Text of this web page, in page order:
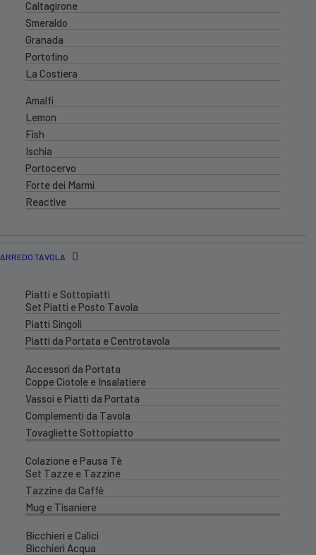
Caltagirone
Smeraldo
Granada
Portofino
La Costiera
Amalfi
Lemon
Fish
Ischia
Portocervo
Forte dei Marmi
Reactive
ARREDO TAVOLA
Piatti e Sottopiatti
Set Piatti e Posto Tavola
Piatti Singoli
Piatti da Portata e Centrotavola
Accessori da Portata
Coppe Ciotole e Insalatiere
Vassoi e Piatti da Portata
Complementi da Tavola
Tovagliette Sottopiatto
Colazione e Pausa Tè
Set Tazze e Tazzine
Tazzine da Caffè
Mug e Tisaniere
Bicchieri e Calici
Bicchieri Acqua